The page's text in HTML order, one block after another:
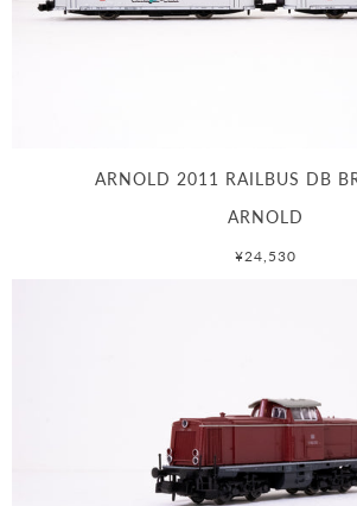
ARNOLD 2011 RAILBUS DB
ARNOLD
¥24,530